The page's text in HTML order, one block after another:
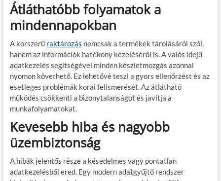
Átláthatóbb folyamatok a
mindennapokban
A korszerű raktározás nemcsak a termékek tárolásáról szól,
hanem az információk hatékony kezeléséről is. A valós idejű
adatkezelés segítségével minden készletmozgás azonnal
nyomon követhető. Ez lehetővé teszi a gyors ellenőrzést és az
esetleges problémák korai felismerését. Az átlátható
működés csökkenti a bizonytalanságot és javítja a
munkafolyamatokat.
Kevesebb hiba és nagyobb
üzembiztonság
A hibák jelentős része a késedelmes vagy pontatlan
adatkezelésből ered. Egy modern adatgyűjtő rendszer